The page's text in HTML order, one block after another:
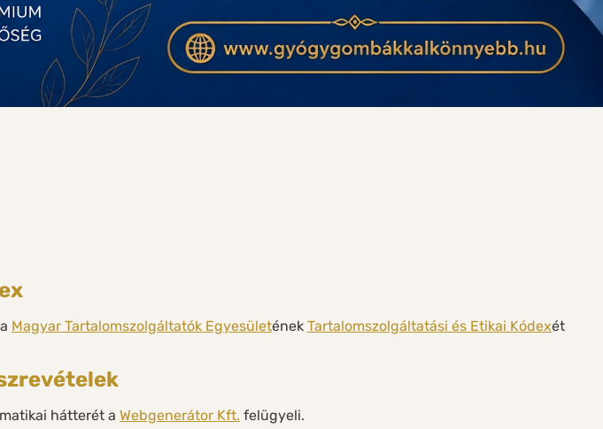
a Magyar Tartalomszolgáltatók Egyesületének Tartalomszolgáltatási és Etikai Kódexét
hátterét a Webgenerátor Kft. felügyeli.